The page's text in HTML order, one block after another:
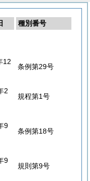
種別番号
12
条例第29号
2
規程第1号
9
条例第18号
9
規則第9号